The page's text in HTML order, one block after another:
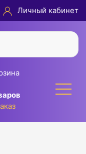
Личный кабинет